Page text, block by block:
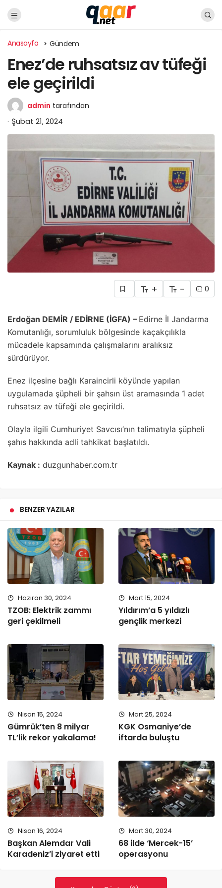
Anasayfa Gündem
Enez’de ruhsatsız av tüfeği
ele geçirildi
admin tarafından
Şubat 21, 2024
+ - 0
Erdoğan DEMİR / EDİRNE (İGFA) – Edirne İl Jandarma
Komutanlığı, sorumluluk bölgesinde kaçakçılıkla
mücadele kapsamında çalışmalarını aralıksız
sürdürüyor.
Enez ilçesine bağlı Karaincirli köyünde yapılan
uygulamada şüpheli bir şahsın üst aramasında 1 adet
ruhsatsız av tüfeği ele geçirildi.
Olayla ilgili Cumhuriyet Savcısı’nın talimatıyla şüpheli
şahıs hakkında adli tahkikat başlatıldı.
Kaynak : duzgunhaber.com.tr
BENZER YAZILAR
Haziran 30, 2024
TZOB: Elektrik zammı
geri çekilmeli
Mart 15, 2024
Yıldırım’a 5 yıldızlı
gençlik merkezi
Nisan 15, 2024
Gümrük’ten 8 milyar
TL’lik rekor yakalama!
Mart 25, 2024
KGK Osmaniye’de
iftarda buluştu
Nisan 16, 2024
Başkan Alemdar Vali
Karadeniz’i ziyaret etti
Mart 30, 2024
68 ilde ‘Mercek-15’
operasyonu